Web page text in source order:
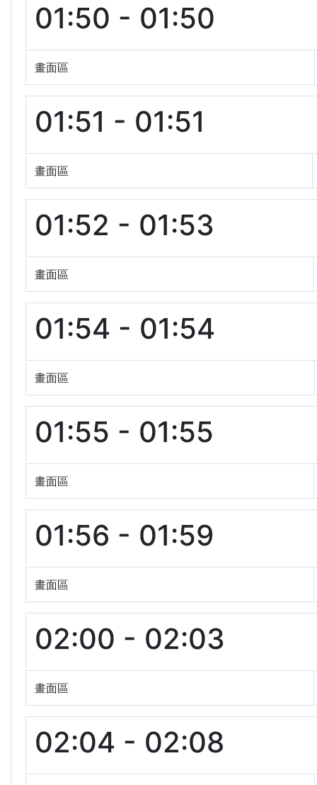
01:50 - 01:50
畫面區
01:51 - 01:51
畫面區
01:52 - 01:53
畫面區
01:54 - 01:54
畫面區
01:55 - 01:55
畫面區
01:56 - 01:59
畫面區
02:00 - 02:03
畫面區
02:04 - 02:08